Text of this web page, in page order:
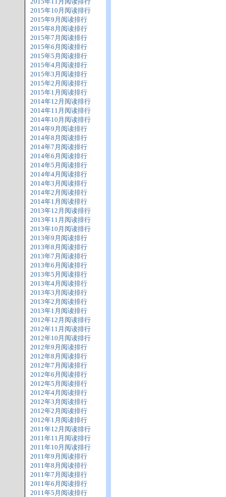
2015年10月阅读排行
2015年9月阅读排行
2015年8月阅读排行
2015年7月阅读排行
2015年6月阅读排行
2015年5月阅读排行
2015年4月阅读排行
2015年3月阅读排行
2015年2月阅读排行
2015年1月阅读排行
2014年12月阅读排行
2014年11月阅读排行
2014年10月阅读排行
2014年9月阅读排行
2014年8月阅读排行
2014年7月阅读排行
2014年6月阅读排行
2014年5月阅读排行
2014年4月阅读排行
2014年3月阅读排行
2014年2月阅读排行
2014年1月阅读排行
2013年12月阅读排行
2013年11月阅读排行
2013年10月阅读排行
2013年9月阅读排行
2013年8月阅读排行
2013年7月阅读排行
2013年6月阅读排行
2013年5月阅读排行
2013年4月阅读排行
2013年3月阅读排行
2013年2月阅读排行
2013年1月阅读排行
2012年12月阅读排行
2012年11月阅读排行
2012年10月阅读排行
2012年9月阅读排行
2012年8月阅读排行
2012年7月阅读排行
2012年6月阅读排行
2012年5月阅读排行
2012年4月阅读排行
2012年3月阅读排行
2012年2月阅读排行
2012年1月阅读排行
2011年12月阅读排行
2011年11月阅读排行
2011年10月阅读排行
2011年9月阅读排行
2011年8月阅读排行
2011年7月阅读排行
2011年6月阅读排行
2011年5月阅读排行